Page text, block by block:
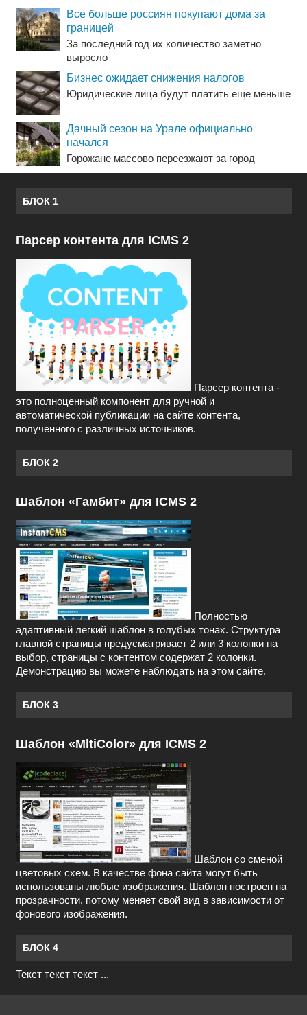
Все больше россиян покупают дома за
границей
За последний год их количество заметно
выросло
Бизнес ожидает снижения налогов
Юридические лица будут платить еще меньше
Дачный сезон на Урале официально
начался
Горожане массово переезжают за город
БЛОК 1
Парсер контента для ICMS 2
Парсер контента -
это полноценный компонент для ручной и
автоматической публикации на сайте контента,
полученного с различных источников.
БЛОК 2
Шаблон «Гамбит» для ICMS 2
Полностью
адаптивный легкий шаблон в голубых тонах. Структура
главной страницы предусматривает 2 или 3 колонки на
выбор, страницы с контентом содержат 2 колонки.
Демонстрацию вы можете наблюдать на этом сайте.
БЛОК 3
Шаблон «MltiColor» для ICMS 2
Шаблон со сменой
цветовых схем. В качестве фона сайта могут быть
использованы любые изображения. Шаблон построен на
прозрачности, потому меняет свой вид в зависимости от
фонового изображения.
БЛОК 4
Текст текст текст ...